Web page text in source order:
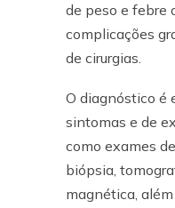
de peso e febre
complicações
de cirurgias.
O diagnóstico é
sintomas e de
como exames
biópsia,
magnética,